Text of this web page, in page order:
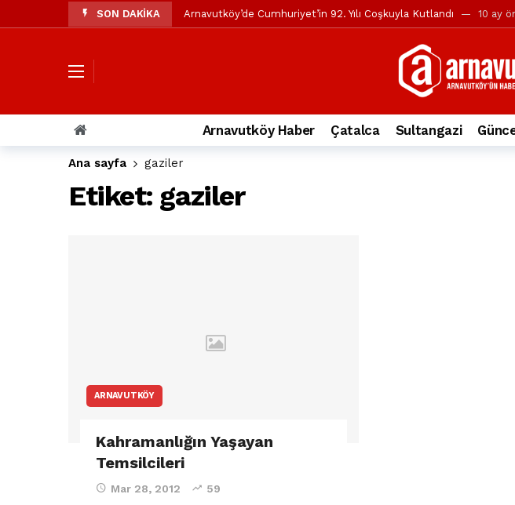
SON DAKİKA Arnavutköy’de Cumhuriyet’in 92. Yılı Coşkuyla Kutlandı 10 ay
Özgür Özel’den Arnavutköy Belediyesi’ne ve Mustafa
Arnavutköy’ün nüfusu 2024 yılında 344.868’e ulaştı 2 yıl önce
Arnavutköy Taşoluk’ta seyir halindeki otomobil alev alev yandı.
Arnavutköy İmrahor Mahallesi sakinleri protesto gösterisi
Toprak kaydı: 3 hafriyat kamyonu birbirlerinin üzerine devrildi
Arnavutköy Haber Çatalca Sultangazi
Ana sayfa gaziler
Etiket: gaziler
ARNAVUTKÖY
Kahramanlığın Yaşayan
Temsilcileri
Mar 28, 2012 59